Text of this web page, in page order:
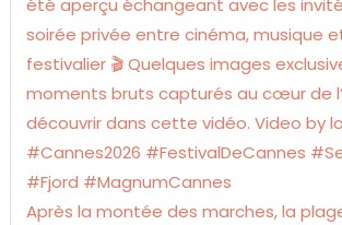
Après la montée des marches, la